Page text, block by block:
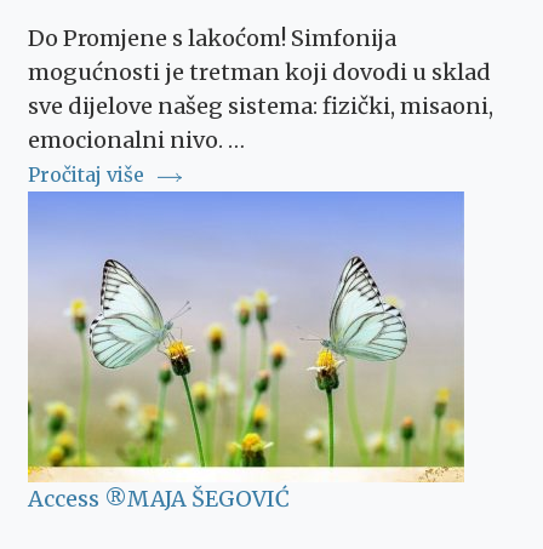
Do Promjene s lakoćom! Simfonija
mogućnosti je tretman koji dovodi u sklad
sve dijelove našeg sistema: fizički, misaoni,
emocionalni nivo. …
Pročitaj više
Access ®MAJA ŠEGOVIĆ